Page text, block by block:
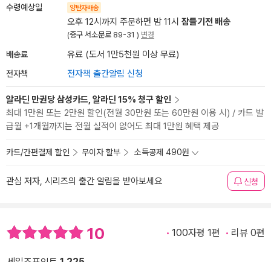
수령예상일 양탄자배송
오후 12시까지 주문하면 밤 11시 잠들기전 배송
(중구 서소문로 89-31 ) 변경
배송료 유료 (도서 1만5천원 이상 무료)
전자책 전자책 출간알림 신청
알라딘 만권당 삼성카드, 알라딘 15% 청구 할인
최대 1만원 또는 2만원 할인(전월 30만원 또는 60만원 이용 시) / 카드 발
급월 +1개월까지는 전월 실적이 없어도 최대 1만원 혜택 제공
카드/간편결제 할인 무이자 할부 소득공제 490원
관심 저자, 시리즈의 출간 알림을 받아보세요 신청
10 100자평 1편 리뷰 0편